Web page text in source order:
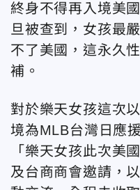
終身不得再入境美
旦被查到，女孩最
不了美國，這永久
補。
對於樂天女孩這次
境為MLB台灣日應
「樂天女孩此次美
及台商商會邀請，